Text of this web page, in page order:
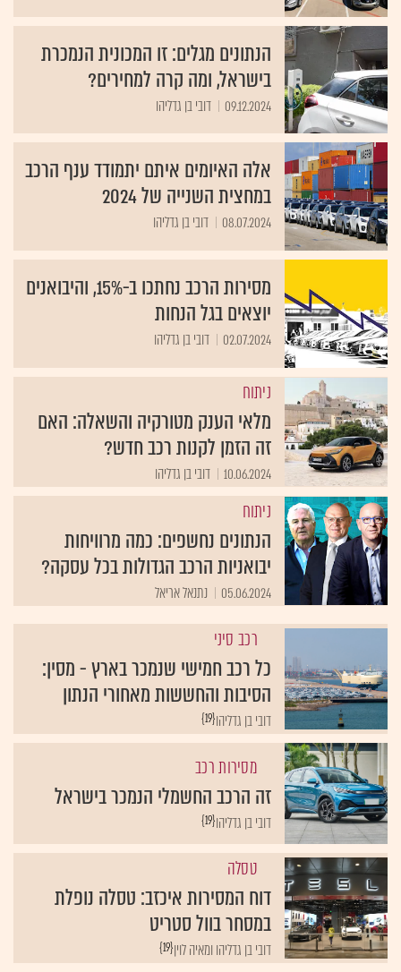
הנתונים מגלים: זו המכונית הנמכרת
בישראל, ומה קרה למחירים?
09.12.2024 דובי בן גדליהו
אלה האיומים איתם יתמודד ענף הרכב
במחצית השנייה של 2024
08.07.2024 דובי בן גדליהו
מסירות הרכב נחתכו ב-15%, והיבואנים
יוצאים בגל הנחות
02.07.2024 דובי בן גדליהו
ניתוח
מלאי הענק מטורקיה והשאלה: האם
זה הזמן לקנות רכב חדש?
10.06.2024 דובי בן גדליהו
ניתוח
הנתונים נחשפים: כמה מרוויחות
יבואניות הרכב הגדולות בכל עסקה?
05.06.2024 נתנאל אריאל
רכב סיני
כל רכב חמישי שנמכר בארץ - מסין:
הסיבות והחששות מאחורי הנתון
{19}דובי בן גדליהו
מסירות רכב
זה הרכב החשמלי הנמכר בישראל
{19}דובי בן גדליהו
טסלה
דוח המסירות איכזב: טסלה נופלת
במסחר בוול סטריט
{19}דובי בן גדליהו ומאיה לוין